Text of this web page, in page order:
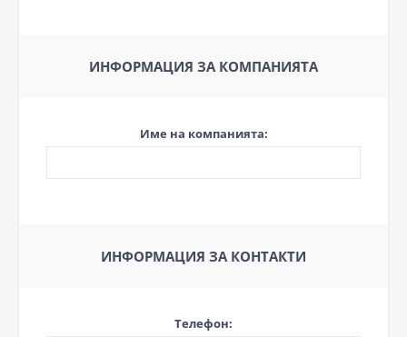
ИНФОРМАЦИЯ ЗА КОМПАНИЯТА
Име на компанията:
ИНФОРМАЦИЯ ЗА КОНТАКТИ
Телефон: